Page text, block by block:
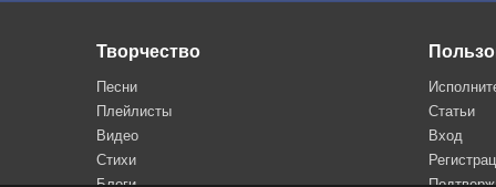
Творчество
Песни
Плейлисты
Видео
Стихи
Статьи
Вход